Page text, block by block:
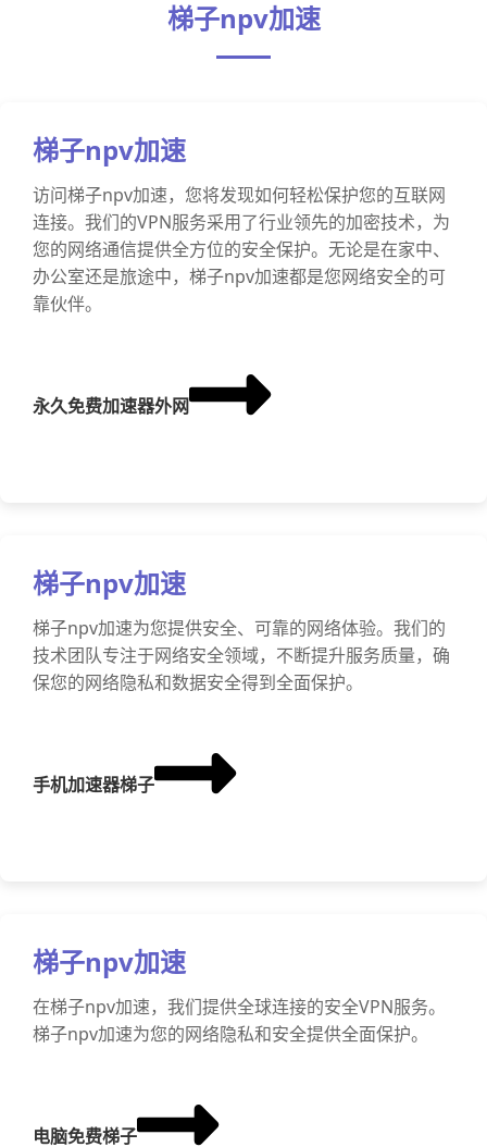
梯子npv加速
梯子npv加速
访问梯子npv加速，您将发现如何轻松保护您的互联网
连接。我们的VPN服务采用了行业领先的加密技术，为
您的网络通信提供全方位的安全保护。无论是在家中、
办公室还是旅途中，梯子npv加速都是您网络安全的可
靠伙伴。
永久免费加速器外网
梯子npv加速
梯子npv加速为您提供安全、可靠的网络体验。我们的
技术团队专注于网络安全领域，不断提升服务质量，确
保您的网络隐私和数据安全得到全面保护。
手机加速器梯子
梯子npv加速
在梯子npv加速，我们提供全球连接的安全VPN服务。
梯子npv加速为您的网络隐私和安全提供全面保护。
电脑免费梯子